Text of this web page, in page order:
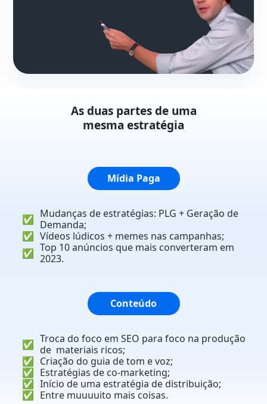
As duas partes de uma
mesma estratégia
Mídia Paga
✅ Mudanças de estratégias: PLG + Geração de
Demanda;
✅ Vídeos lúdicos + memes nas campanhas;
✅ Top 10 anúncios que mais converteram em
2023.
Conteúdo
✅ Troca do foco em SEO para foco na produção
de materiais ricos;
✅ Criação do guia de tom e voz;
✅ Estratégias de co-marketing;
✅ Início de uma estratégia de distribuição;
✅ Entre muuuuito mais coisas.